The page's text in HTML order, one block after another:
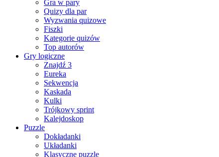
Gra w pary
Quizy dla par
Wyzwania quizowe
Fiszki
Kategorie quizów
Top autorów
Gry logiczne
Znajdź 3
Eureka
Sekwencja
Kaskada
Kulki
Trójkowy sprint
Kalejdoskop
Puzzle
Dokładanki
Układanki
Klasyczne puzzle